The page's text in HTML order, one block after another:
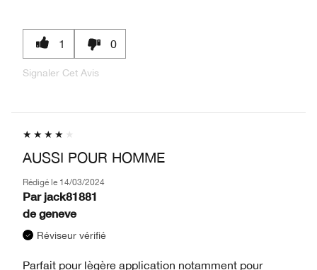
1 0
Signaler Cet Avis
AUSSI POUR HOMME
Rédigé le 14/03/2024
Par jack81881
de geneve
Réviseur vérifié
Parfait pour lègère application notamment pour